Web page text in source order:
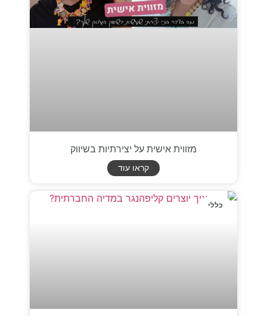
מזווית אישית על יצירתיות בשיווק
קראו עוד
כללי